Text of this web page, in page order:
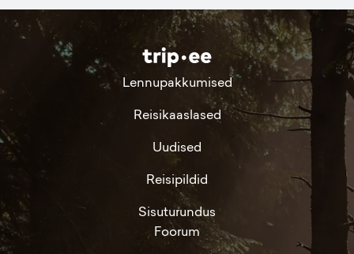
Lennupakkumised
Reisikaaslased
Uudised
Reisipildid
Sisuturundus
Foorum